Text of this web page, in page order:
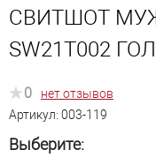
СВИТШОТ
SW21T002
0
нет отзывов
Артикул: 003-119
Выберите: